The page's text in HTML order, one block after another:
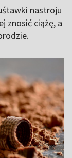
nastroju
znosić ciążę, a